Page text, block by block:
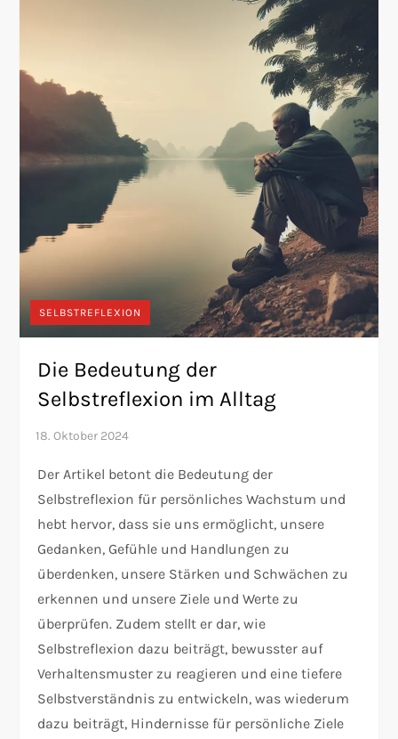
SELBSTREFLEXION
Die Bedeutung der
Selbstreflexion im Alltag
Der Artikel betont die Bedeutung der
Selbstreflexion für persönliches Wachstum und
hebt hervor, dass sie uns ermöglicht, unsere
Gedanken, Gefühle und Handlungen zu
überdenken, unsere Stärken und Schwächen zu
erkennen und unsere Ziele und Werte zu
überprüfen. Zudem stellt er dar, wie
Selbstreflexion dazu beiträgt, bewusster auf
Verhaltensmuster zu reagieren und eine tiefere
Selbstverständnis zu entwickeln, was wiederum
dazu beiträgt, Hindernisse für persönliche Ziele